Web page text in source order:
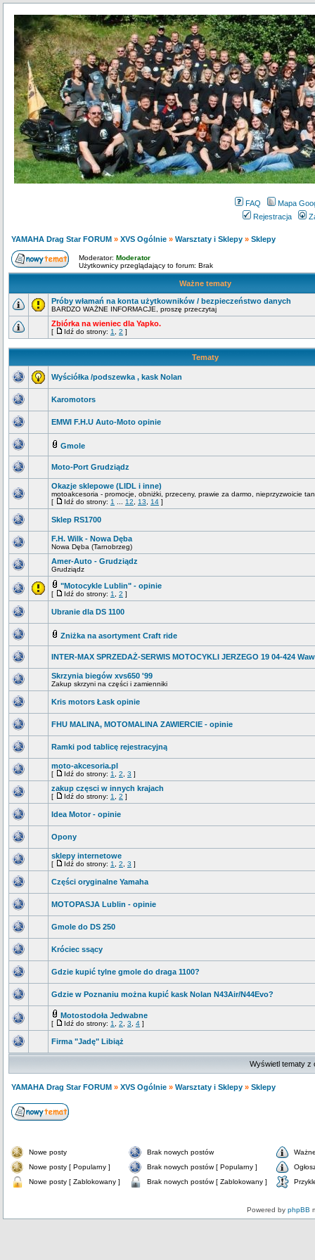
FAQ
Mapa
Rejestracja
YAMAHA Drag Star FORUM » XVS Ogólnie » Warsztaty i Sklepy » Sklepy
Moderator: Moderator
Użytkownicy przeglądający to forum: Brak
Ważne tematy
Próby włamań na konta użytkowników / bezpieczeństwo danych
BARDZO WAŻNE INFORMACJE, proszę przeczytaj
Zbiórka na wieniec dla Yapko.
[ Idź do strony: 1 2 ]
Tematy
Wyściółka /podszewka , kask Nolan
Karomotors
EMWI F.H.U Auto-Moto opinie
Gmole
Moto-Port Grudziądz
Okazje sklepowe (LIDL i inne)
motoakcesoria - promocje, obniżki, przeceny, prawie za darmo, nieprzyzwoicie
[
Idź do strony: 1 12 13 14 ]
Sklep RS1700
F.H. Wilk - Nowa Dęba
Nowa Dęba (Tarnobrzeg)
Amer-Auto - Grudziądz
Grudziądz
"Motocykle Lublin" - opinie
[ Idź do strony: 1 2 ]
Ubranie dla DS 1100
Zniżka na asortyment Craft ride
INTER-MAX SPRZEDAŻ-SERWIS MOTOCYKLI JERZEGO 19 04-424
Skrzynia biegów xvs650 '99
Zakup skrzyni na części i zamienniki
Kris motors Łask opinie
FHU MALINA, MOTOMALINA ZAWIERCIE - opinie
Ramki pod tablicę rejestracyjną
moto-akcesoria.pl
[ Idź do strony: 1 2 3 ]
zakup częsci w innych krajach
[ Idź do strony: 1 2 ]
Idea Motor - opinie
Opony
sklepy internetowe
[ Idź do strony: 1 2 3 ]
Części oryginalne Yamaha
MOTOPASJA Lublin - opinie
Gmole do DS 250
Króciec ssący
Gdzie kupić tylne gmole do draga 1100?
Gdzie w Poznaniu można kupić kask Nolan N43Air/N44Evo?
Motostodoła Jedwabne
[ Idź do strony: 1 2 3 4 ]
Firma "Jadę" Libiąż
Wyświetl tematy z
YAMAHA Drag Star FORUM » XVS Ogólnie » Warsztaty i Sklepy » Sklepy
Nowe posty Brak nowych postów
Nowe posty [ Popularny ]
Brak nowych postów [ Popularny ]
Nowe posty [ Zablokowany ]
Brak nowych postów [ Zablokowany ]
Powered by phpBB